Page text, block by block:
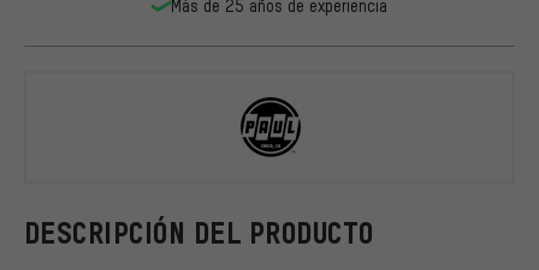
DESCRIPCIÓN DEL PRODUCTO
Más de 25 años de experiencia